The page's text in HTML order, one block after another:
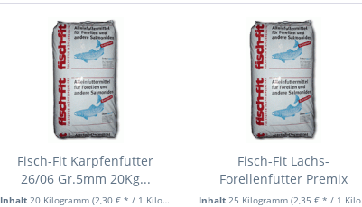
Fisch-Fit Karpfenfutter
26/06 Gr.5mm 20Kg...
Inhalt 20 Kilogramm (2,30 € * / 1 Kilogramm)
Fisch-Fit Lachs-
Forellenfutter Premix
55/25...
Inhalt 25 Kilogramm (2,35 € * / 1 Kilogramm)